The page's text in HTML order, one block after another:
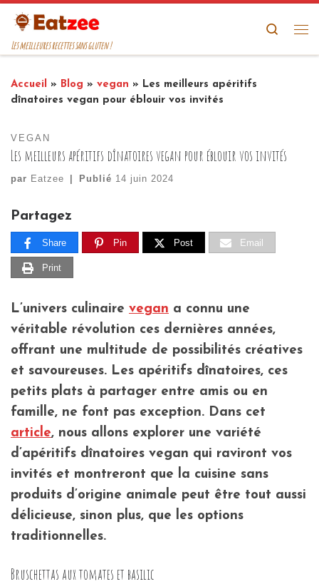
Passer au contenu
Les meilleures recettes sans gluten !
Search
Accueil » Blog » vegan » Les meilleurs apéritifs
dînatoires vegan pour éblouir vos invités
VEGAN
Les meilleurs apéritifs dînatoires vegan pour éblouir vos invités
par Eatzee Publié 14 juin 2024
Partagez
Share Pin Post Email
Print
L’univers culinaire vegan a connu une
véritable révolution ces dernières années,
offrant une multitude de possibilités créatives
et savoureuses. Les apéritifs dînatoires, ces
petits plats à partager entre amis ou en
famille, ne font pas exception. Dans cet
article, nous allons explorer une variété
d’apéritifs dînatoires vegan qui raviront vos
invités et montreront que la cuisine sans
produits d’origine animale peut être tout aussi
délicieuse, sinon plus, que les options
traditionnelles.
Bruschettas aux tomates et basilic